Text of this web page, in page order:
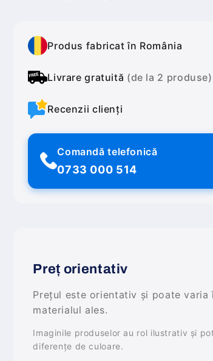
Produs fabricat în România
Livrare gratuită (de la 2 produse)
Recenzii clienți
Comandă telefonică
0733 000 514
Preț orientativ
Prețul este orientativ și poate varia
materialul ales.
Imaginile produselor au rol ilustrativ și
diferențe de culoare.